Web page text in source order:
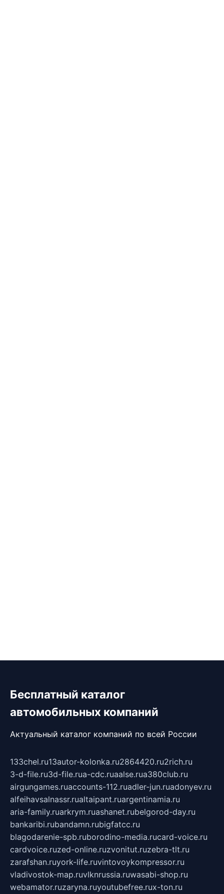
Бесплатный каталог
автомобильных компаний
Актуальный каталог компаний по всей России
133chel.ru13autor-kolonka.ru2864420.ru2rich.ru
3-d-file.ru3d-file.rua-cdc.ruaalse.rua380club.ru
airgungames.ruaccounts-112.ruadler-jun.ruadonyev.ru
alfeihavsalnassr.rualtaipant.ruargentinamia.ru
aria-family.ruarkrym.ruashanet.rubelgorod-day.ru
bankaribi.rubandamn.rubigfatcc.ru
blagodarenie-spb.ruborodino-media.rucard-voice.ru
cardvoice.ruzed-online.ruzvonitut.ruzebra-tlt.ru
zarafshan.ruyork-life.ruvintovoykompressor.ru
vladivostok-map.ruvlknrussia.ruwasabi-shop.ru
webamator.ruzaryna.ruyoutubefree.rux-ton.ru